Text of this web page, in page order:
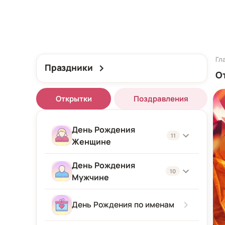
Праздники
Открытки Поздравления
День Рождения
Женщине
11
Женщине
Подруге
Девушке
День Рождения
Мужчине
10
Мужчине
День Рождения по именам